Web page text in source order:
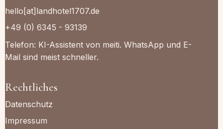
hello[at]landhotel1707.de
+49 (0) 6345 - 93139
Telefon: KI-Assistent von meiti. WhatsApp und E-
Mail sind meist schneller.
Rechtliches
Datenschutz
Impressum